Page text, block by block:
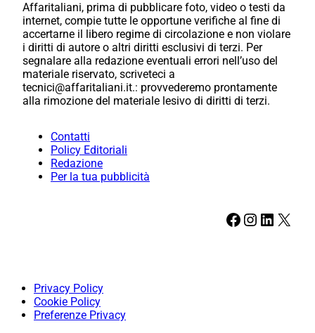
Affaritaliani, prima di pubblicare foto, video o testi da
internet, compie tutte le opportune verifiche al fine di
accertarne il libero regime di circolazione e non violare
i diritti di autore o altri diritti esclusivi di terzi. Per
segnalare alla redazione eventuali errori nell’uso del
materiale riservato, scriveteci a
tecnici@affaritaliani.it.: provvederemo prontamente
alla rimozione del materiale lesivo di diritti di terzi.
Contatti
Policy Editoriali
Redazione
Per la tua pubblicità
Facebook Instagram LinkedIn X
Privacy Policy
Cookie Policy
Preferenze Privacy